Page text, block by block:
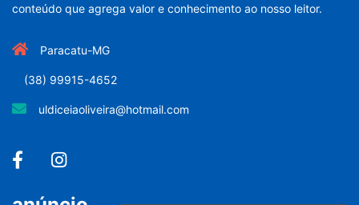
conteúdo que agrega valor e conhecimento ao nosso leitor.
Paracatu-MG
(38) 99915-4652
uldiceiaoliveira@hotmail.com